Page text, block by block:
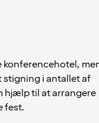
konferencehotel,
stigning i antallet af
hjælp til at arrangere
fest.